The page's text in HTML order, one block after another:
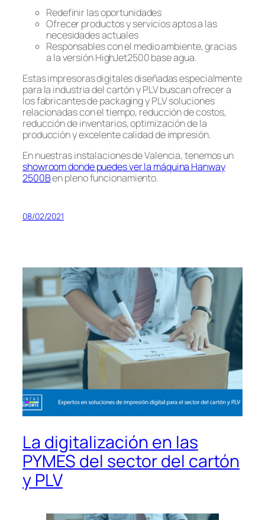
Redefinir las oportunidades
Ofrecer productos y servicios aptos a las
necesidades actuales
Responsables con el medio ambiente, gracias
a la versión HighJet2500 base agua.
Estas impresoras digitales diseñadas especialmente
para la industria del cartón y PLV buscan ofrecer a
los fabricantes de packaging y PLV soluciones
relacionadas con el tiempo, reducción de costos,
reducción de inventarios, optimización de la
producción y excelente calidad de impresión.
En nuestras instalaciones de Valencia, tenemos un
showroom donde puedes ver la máquina Hanway
2500Ben pleno funcionamiento.
08/02/2021
La digitalización en las
PYMES del sector del cartón
y PLV